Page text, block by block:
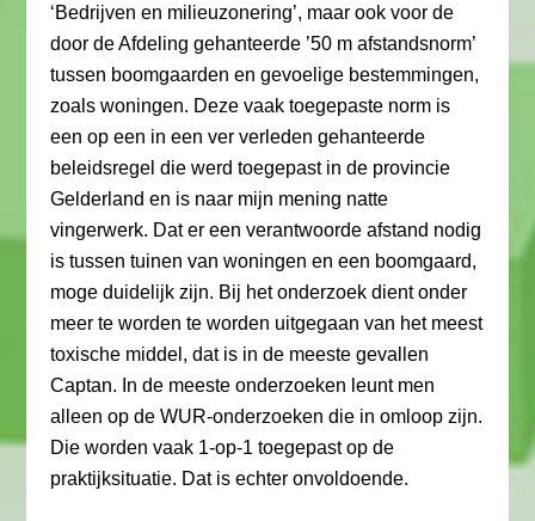
‘Bedrijven en milieuzonering’, maar ook voor de
door de Afdeling gehanteerde ’50 m afstandsnorm’
tussen boomgaarden en gevoelige bestemmingen,
zoals woningen. Deze vaak toegepaste norm is
een op een in een ver verleden gehanteerde
beleidsregel die werd toegepast in de provincie
Gelderland en is naar mijn mening natte
vingerwerk. Dat er een verantwoorde afstand nodig
is tussen tuinen van woningen en een boomgaard,
moge duidelijk zijn. Bij het onderzoek dient onder
meer te worden te worden uitgegaan van het meest
toxische middel, dat is in de meeste gevallen
Captan. In de meeste onderzoeken leunt men
alleen op de WUR-onderzoeken die in omloop zijn.
Die worden vaak 1-op-1 toegepast op de
praktijksituatie. Dat is echter onvoldoende.